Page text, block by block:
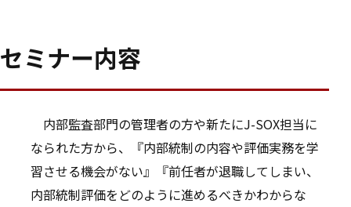
セミナー内容
内部監査部門の管理者の方や新たにJ-SOX担当に
なられた方から、『内部統制の内容や評価実務を学
習させる機会がない』『前任者が退職してしまい、
内部統制評価をどのように進めるべきかわからな